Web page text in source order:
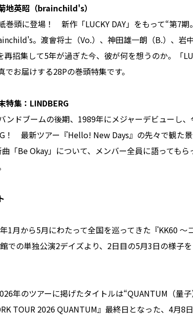
地英昭（brainchild's）
巻頭に登場！ 新作「LUCKY DAY」をもって“第7期
。渡會将士（Vo.）、神田雄一朗（B.）、岩
再招集して5年が過ぎた今、彼が何を想うのか。「
でお届けする28Pの巻頭特集です。
特集：LINDBERG
ンドブームの後期、1989年にメジャーデビューし
！ 最新ツアー『Hello! New Days』の先々で観た
「Be Okay」について、メンバー全員に語っても
1月から5月にわたって全国を巡ってきた『KK60 〜
での単独公演2デイズより、2日目の5月3日の様子を
年のツアーに掲げたタイトルは“QUANTUM（量
TOUR 2026 QUANTUM』最終日となった、4月8